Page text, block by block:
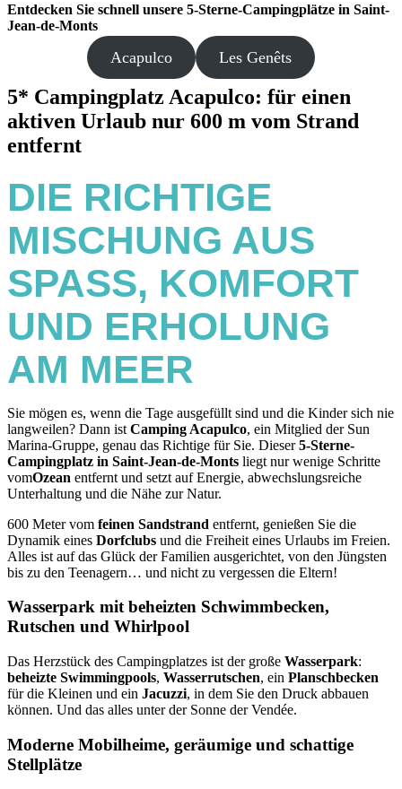
Entdecken Sie schnell unsere 5-Sterne-Campingplätze in Saint-
Jean-de-Monts
Acapulco Les Genêts
5* Campingplatz Acapulco: für einen
aktiven Urlaub nur 600 m vom Strand
entfernt
DIE RICHTIGE
MISCHUNG AUS
SPASS, KOMFORT U
ND ERHOLUNG A
M MEER
Sie mögen es, wenn die Tage ausgefüllt sind und die Kinder sich nie
langweilen? Dann ist Camping Acapulco, ein Mitglied der Sun
Marina-Gruppe, genau das Richtige für Sie. Dieser5-Sterne-
Campingplatz in Saint-Jean-de-Monts liegt nur wenige Schritte
vomOzean entfernt und setzt auf Energie, abwechslungsreiche
Unterhaltung und die Nähe zur Natur.
600 Meter vom feinen Sandstrand entfernt, genießen Sie die
Dynamik eines Dorfclubs und die Freiheit eines Urlaubs im Freien.
Alles ist auf das Glück der Familien ausgerichtet, von den Jüngsten
bis zu den Teenagern… und nicht zu vergessen die Eltern!
Wasserpark mit beheizten Schwimmbecken,
Rutschen und Whirlpool
Das Herzstück des Campingplatzes ist der große Wasserpark:
beheizte Swimmingpools, Wasserrutschen, ein Planschbecken
für die Kleinen und ein Jacuzzi, in dem Sie den Druck abbauen
können. Und das alles unter der Sonne der Vendée.
Moderne Mobilheime, geräumige und schattige
Stellplätze